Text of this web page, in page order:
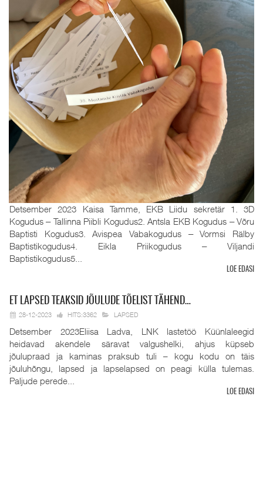
Detsember 2023 Kaisa Tamme, EKB Liidu sekretär 1. 3D
Kogudus ‒ Tallinna Piibli Kogudus2. Antsla EKB Kogudus ‒ Võru
Baptisti Kogudus3. Avispea Vabakogudus ‒ Vormsi Rälby
Baptistikogudus4. Eikla Priikogudus ‒ Viljandi
Baptistikogudus5...
LOE EDASI
ET LAPSED TEAKSID JÕULUDE TÕELIST TÄHEND…
28-12-2023 HITS:3362 LAPSED
Detsember 2023Eliisa Ladva, LNK lastetöö Küünlaleegid
heidavad akendele säravat valgushelki, ahjus küpseb
jõulupraad ja kaminas praksub tuli – kogu kodu on täis
jõuluhõngu, lapsed ja lapselapsed on peagi külla tulemas.
Paljude perede...
LOE EDASI